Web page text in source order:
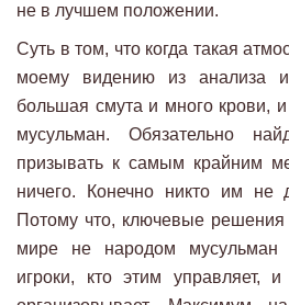
не в лучшем положении.
Суть в том, что когда такая
моему видению из анализа
большая смута и много крови,
мусульман. Обязательно
призывать к самым крайним
ничего. Конечно никто им не
Потому что, ключевые
мире не народом мусульман
игроки, кто этим управляет,